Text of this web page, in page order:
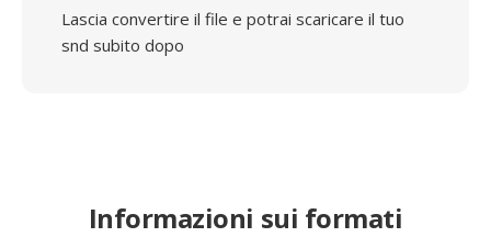
Lascia convertire il file e potrai scaricare il tuo
snd subito dopo
Informazioni sui formati